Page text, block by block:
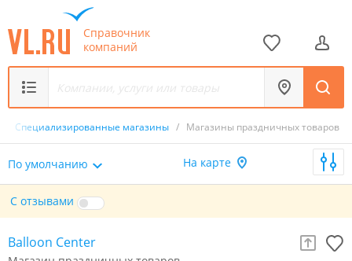
Справочник
компаний
Специализированные магазины / Магазины праздничных товаров
По умолчанию На карте
С отзывами
Balloon Center